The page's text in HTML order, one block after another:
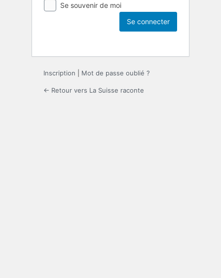
Se souvenir de moi
Inscription Mot de passe oublié ?
← Retour vers La Suisse raconte